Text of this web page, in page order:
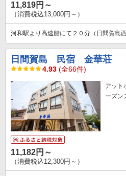
11,819円～
（消費税込13,000円～）
河和駅より高速船にて２０分（日間賀島西
日間賀島 民宿 金華荘
4.93 (全66件)
アット
ーズン
11,182円～
（消費税込12,300円～）